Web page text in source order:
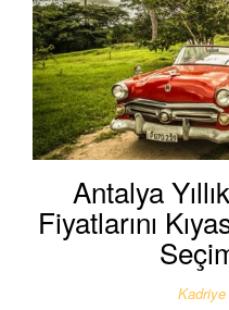
Antalya
Fiyatlarını